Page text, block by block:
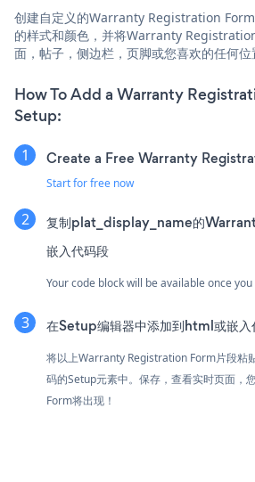
创建自定义的Warranty Registration
的样式和颜色，并将Warranty
面，帖子，侧边栏，页脚或您喜欢的任何位
How To Add a Warranty
Setup:
Create a Free Warranty
Start for free now
复制plat_display_name的
嵌入代码段
Your code block will be available once
在Setup编辑器中添加到html或嵌入
将以上Warranty Registration Form片段粘
码的Setup元素中。保存，查看实时页面，
Form将出现！